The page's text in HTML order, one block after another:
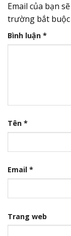
Email của bạn
trường bắt
Bình luận *
Tên *
Email *
Trang web